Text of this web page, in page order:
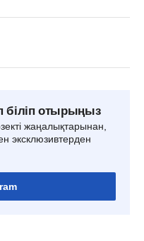
біліп отырыңыз
жаңалықтарынан,
эксклюзивтерден